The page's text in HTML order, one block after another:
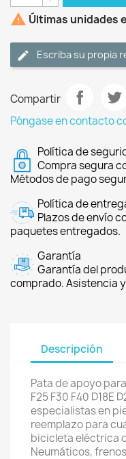
 Últimas unidades
Escriba su propia
Compartir
Póngase en contacto
Política de
Compra segura
Métodos de pago
Política de
Plazos de envío
paquetes entregados.
Garantía
Garantía del
comprado. Asistencia
Descripción
Pata de apoyo
F25 F30 F40 D18E
especialistas en
reemplazo para
bicicleta eléctrica
Neumáticos,